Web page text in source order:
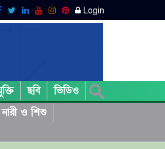
Login
ছবি
ভিডিও
নারী ও শিশু